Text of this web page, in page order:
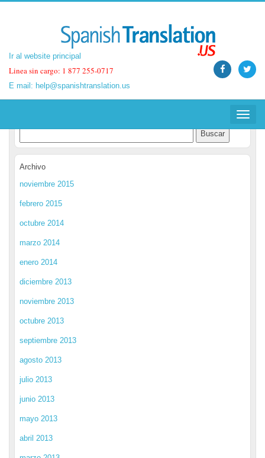
Ir al website principal
Linea sin cargo: 1 877 255-0717
E mail: help@spanishtranslation.us
Toggle
Ir al website principal
Linea sin cargo: 1 877 255-0717
E mail: help@spanishtranslation.us
Toggle
Spanish Translation Blog
Archivo
noviembre 2015
febrero 2015
octubre 2014
marzo 2014
enero 2014
diciembre 2013
noviembre 2013
octubre 2013
septiembre 2013
agosto 2013
julio 2013
junio 2013
mayo 2013
abril 2013